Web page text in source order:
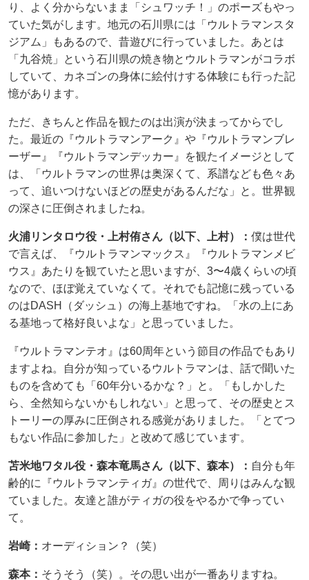
り、よく分からないまま「シュワッチ！」のポーズもやっ
ていた気がします。地元の石川県には「ウルトラマンスタ
ジアム」もあるので、昔遊びに行っていました。あとは
「九谷焼」という石川県の焼き物とウルトラマンがコラボ
していて、カネゴンの身体に絵付けする体験にも行った記
憶があります。
ただ、きちんと作品を観たのは出演が決まってからでし
た。最近の『ウルトラマンアーク』や『ウルトラマンブレ
ーザー』『ウルトラマンデッカー』を観たイメージとして
は、「ウルトラマンの世界は奥深くて、系譜なども色々あ
って、追いつけないほどの歴史があるんだな」と。世界観
の深さに圧倒されましたね。
火浦リンタロウ役・上村侑さん（以下、上村）： 僕は世代
で言えば、『ウルトラマンマックス』『ウルトラマンメビ
ウス』あたりを観ていたと思いますが、3〜4歳くらいの頃
なので、ほぼ覚えていなくて。それでも記憶に残っている
のはDASH（ダッシュ）の海上基地ですね。「水の上にあ
る基地って格好良いよな」と思っていました。
『ウルトラマンテオ』は60周年という節目の作品でもあり
ますよね。自分が知っているウルトラマンは、話で聞いた
ものを含めても「60年分いるかな？」と。「もしかした
ら、全然知らないかもしれない」と思って、その歴史とス
トーリーの厚みに圧倒される感覚がありました。「とてつ
もない作品に参加した」と改めて感じています。
苫米地ワタル役・森本竜馬さん（以下、森本）： 自分も年
齢的に『ウルトラマンティガ』の世代で、周りはみんな観
ていました。友達と誰がティガの役をやるかで争ってい
て。
岩崎： オーディション？（笑）
森本： そうそう（笑）。その思い出が一番ありますね。